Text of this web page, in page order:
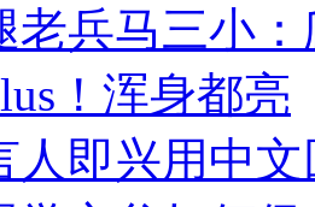
老兵马三小
！浑身都亮
人即兴用中